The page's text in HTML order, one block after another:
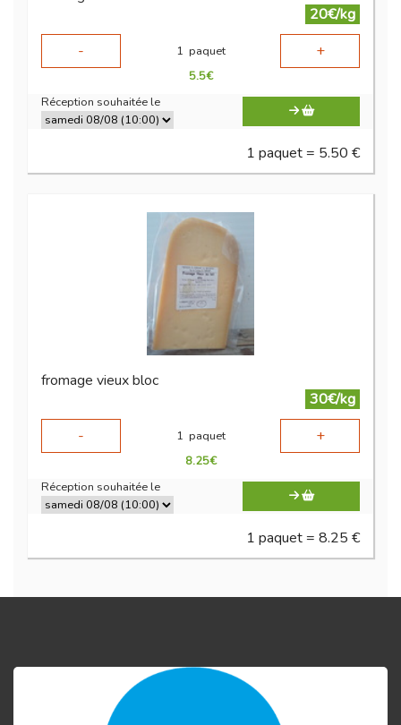
20€/kg
-
1 paquet +
5.5€
Réception souhaitée le
1 paquet = 5.50 €
fromage vieux bloc
30€/kg
-
1 paquet +
8.25€
Réception souhaitée le
1 paquet = 8.25 €